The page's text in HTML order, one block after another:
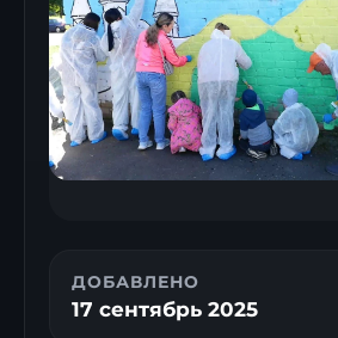
ДОБАВЛЕНО
17 сентябрь 2025